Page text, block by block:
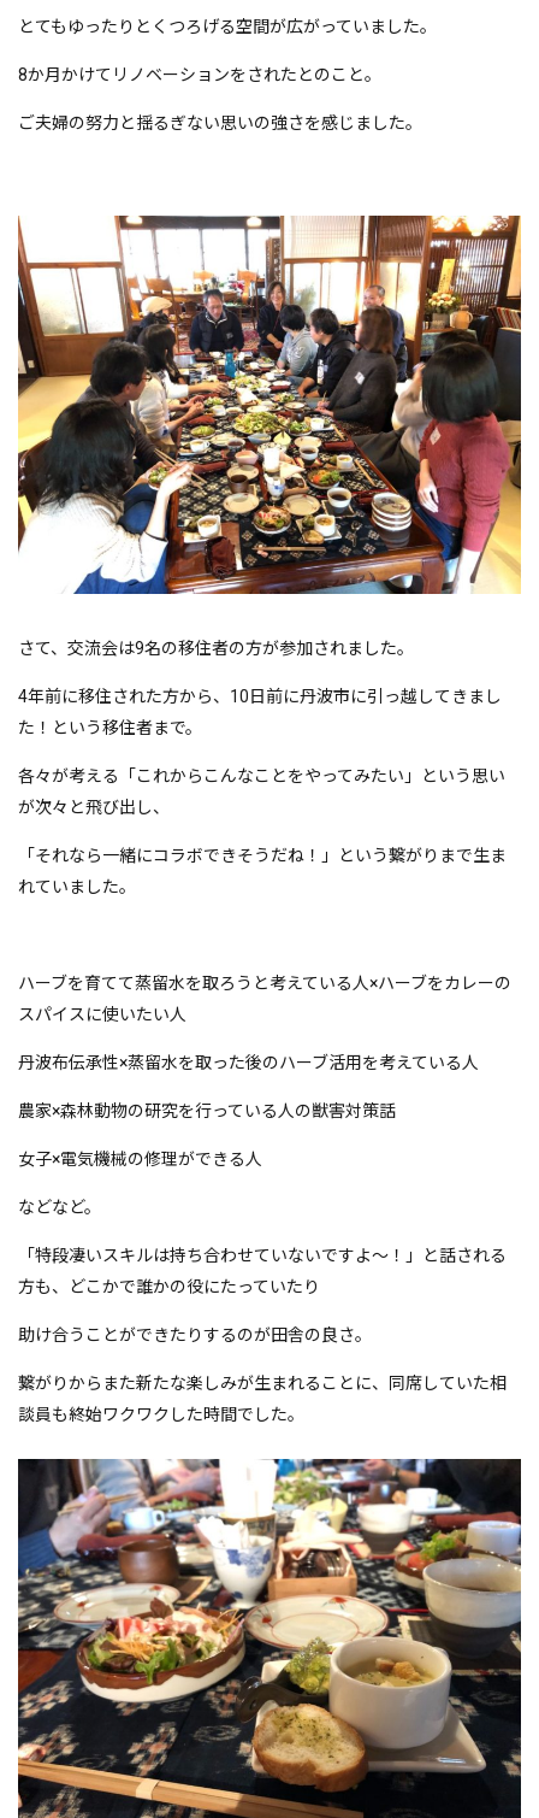
とてもゆったりとくつろげる空間が広がっていました。
8か月かけてリノベーションをされたとのこと。
ご夫婦の努力と揺るぎない思いの強さを感じました。
さて、交流会は9名の移住者の方が参加されました。
4年前に移住された方から、10日前に丹波市に引っ越してきまし
た！という移住者まで。
各々が考える「これからこんなことをやってみたい」という思い
が次々と飛び出し、
「それなら一緒にコラボできそうだね！」という繋がりまで生ま
れていました。
ハーブを育てて蒸留水を取ろうと考えている人×ハーブをカレーの
スパイスに使いたい人
丹波布伝承性×蒸留水を取った後のハーブ活用を考えている人
農家×森林動物の研究を行っている人の獣害対策話
女子×電気機械の修理ができる人
などなど。
「特段凄いスキルは持ち合わせていないですよ～！」と話される
方も、どこかで誰かの役にたっていたり
助け合うことができたりするのが田舎の良さ。
繋がりからまた新たな楽しみが生まれることに、同席していた相
談員も終始ワクワクした時間でした。